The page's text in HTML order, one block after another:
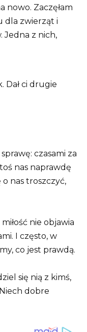
nowo. Zaczęłam
dla zwierząt i
Jedna z nich,
Dał ci drugie
czasami za
nas naprawdę
nas troszczyć,
nie objawia
I często, w
co jest prawdą.
się nią z kimś,
dobre